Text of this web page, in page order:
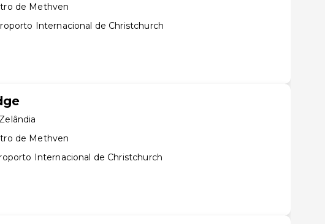
de Methven
Internacional de Christchurch
de Methven
Internacional de Christchurch